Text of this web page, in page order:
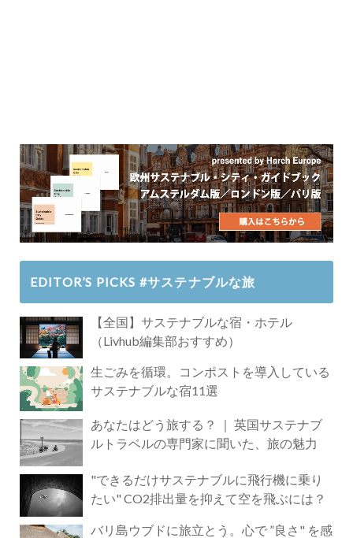
EDITOR’S PICKS #サステナブルな旅
【全国】サステナブルな宿・ホテル
（Livhub編集部おすすめ）
生ごみを循環。コンポストを導入している
サステナブルな宿11選
あなたはどう旅する？ ｜ 英国サステナブ
ルトラベルの専門家に聞いた、旅の魅力
"できるだけサステナブルに飛行機に乗り
たい" CO2排出量を抑えて空を飛ぶには？
バリ島ウブドに旅立とう。心で ”良さ" を感